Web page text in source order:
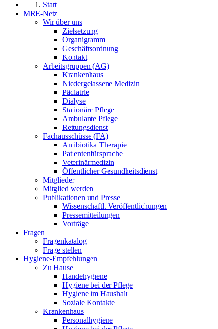
Start
MRE-Netz
Wir über uns
Zielsetzung
Organigramm
Geschäftsordnung
Kontakt
Arbeitsgruppen (AG)
Krankenhaus
Niedergelassene Medizin
Pädiatrie
Dialyse
Stationäre Pflege
Ambulante Pflege
Rettungsdienst
Fachausschüsse (FA)
Antibiotika-Therapie
Patientenfürsprache
Veterinärmedizin
Öffentlicher Gesundheitsdienst
Mitglieder
Mitglied werden
Publikationen und Presse
Wissenschaftl. Veröffentlichungen
Pressemitteilungen
Vorträge
Fragen
Fragenkatalog
Frage stellen
Hygiene-Empfehlungen
Zu Hause
Händehygiene
Hygiene bei der Pflege
Hygiene im Haushalt
Soziale Kontakte
Krankenhaus
Personalhygiene